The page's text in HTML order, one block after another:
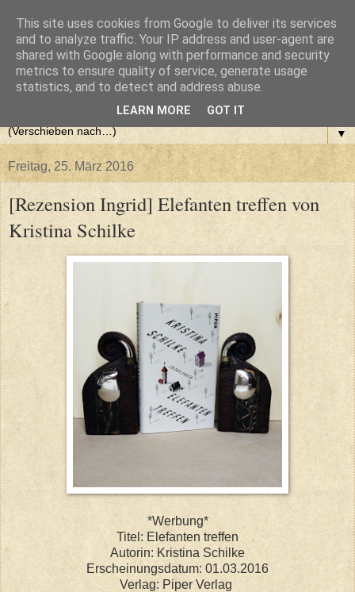
▼
Freitag, 25. März 2016
[Rezension Ingrid] Elefanten treffen von
Kristina Schilke
*Werbung*
Titel: Elefanten treffen
Autorin: Kristina Schilke
Erscheinungsdatum: 01.03.2016
Verlag: Piper Verlag
This site uses cookies from Google to deliver its services
and to analyze traffic. Your IP address and user-agent are
shared with Google along with performance and security
metrics to ensure quality of service, generate usage
statistics, and to detect and address abuse.
LEARN MORE GOT IT